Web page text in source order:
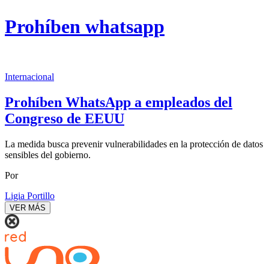
Prohíben whatsapp
Internacional
Prohíben WhatsApp a empleados del
Congreso de EEUU
La medida busca prevenir vulnerabilidades en la protección de datos
sensibles del gobierno.
Por
Ligia Portillo
VER MÁS